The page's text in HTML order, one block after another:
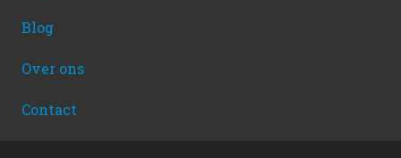
Blog
Over ons
Contact